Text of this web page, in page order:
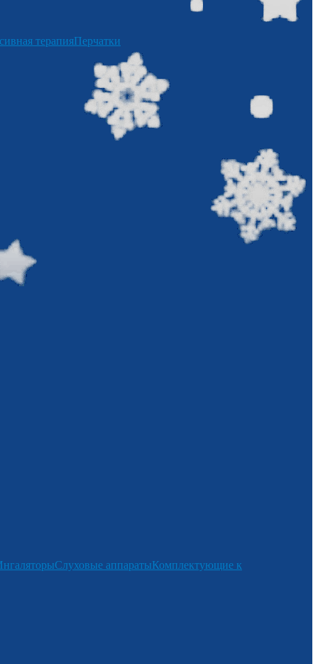
терапияПерчатки
Слуховые аппаратыКомплектующие к